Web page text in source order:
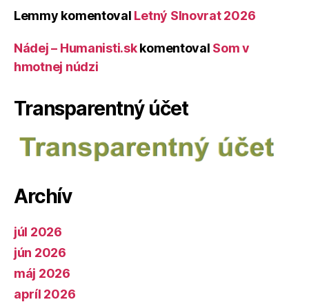
Lemmy komentoval Letný Slnovrat 2026
Nádej – Humanisti.skkomentoval Som v
hmotnej núdzi
Transparentný účet
Archív
júl 2026
jún 2026
máj 2026
apríl 2026